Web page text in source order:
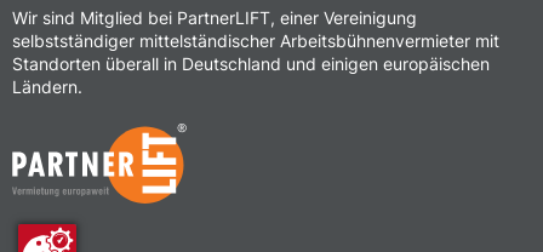
Wir sind Mitglied bei PartnerLIFT, einer Vereinigung
selbstständiger mittelständischer Arbeitsbühnenvermieter mit
Standorten überall in Deutschland und einigen europäischen
Ländern.